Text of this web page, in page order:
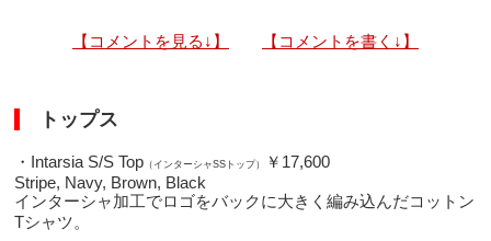
【コメントを見る↓】 【コメントを書く↓】
トップス
・Intarsia S/S Top （インターシャSSトップ）
￥17,600
Stripe, Navy, Brown, Black
インターシャ加工でロゴをバックに大きく編み込んだコットン
Tシャツ。